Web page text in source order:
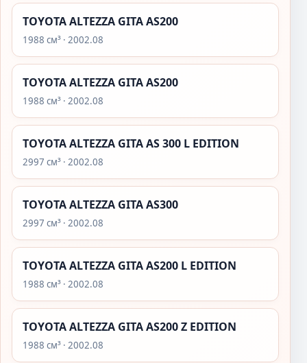
TOYOTA ALTEZZA GITA AS200
1988 см³ · 2002.08
TOYOTA ALTEZZA GITA AS200
1988 см³ · 2002.08
TOYOTA ALTEZZA GITA AS 300 L EDITION
2997 см³ · 2002.08
TOYOTA ALTEZZA GITA AS300
2997 см³ · 2002.08
TOYOTA ALTEZZA GITA AS200 L EDITION
1988 см³ · 2002.08
TOYOTA ALTEZZA GITA AS200 Z EDITION
1988 см³ · 2002.08